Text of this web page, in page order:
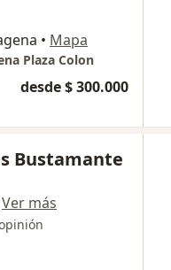
• Mapa
Plaza Colon
desde $ 300.000
Bustamante
Ver más